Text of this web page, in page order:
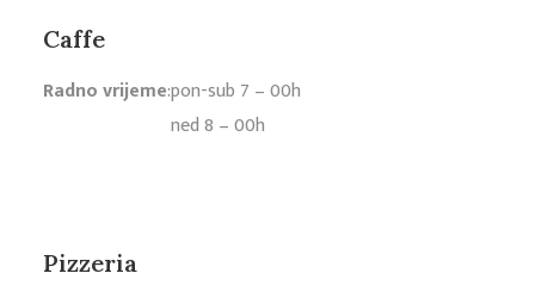
Caffe
Radno vrijeme:pon-sub 7 – 00h
ned 8 – 00h
Pizzeria